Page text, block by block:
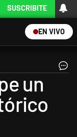
SUSCRIBITE
EN VIVO
un